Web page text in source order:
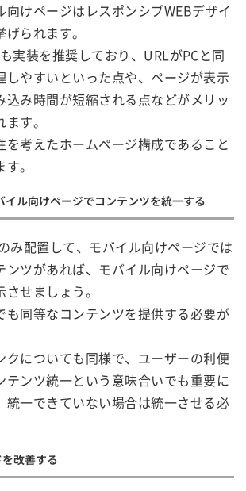
向けページはレスポンシブWEBデザイ
られます。
実装を推奨しており、URLがPCと同
しやすいといった点や、ページが表示
込み時間が短縮される点などがメリッ
す。
を考えたホームページ構成であること
。
イル向けページでコンテンツを統一する
み配置して、モバイル向けページでは
ンツがあれば、モバイル向けページで
せましょう。
も同等なコンテンツを提供する必要が
クについても同様で、ユーザーの利便
テンツ統一という意味合いでも重要に
統一できていない場合は統一させる必
改善する